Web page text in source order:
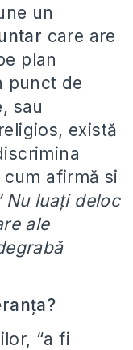
un
care are
plan
punct de
sau
există
afirmă si
Nu luați deloc
ale
“a fi